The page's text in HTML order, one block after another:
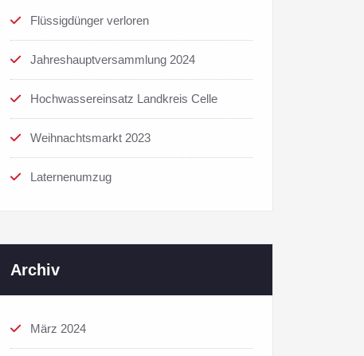
Flüssigdünger verloren
Jahreshauptversammlung 2024
Hochwassereinsatz Landkreis Celle
Weihnachtsmarkt 2023
Laternenumzug
Archiv
März 2024